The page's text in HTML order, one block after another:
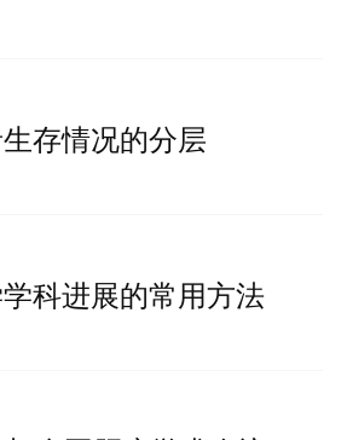
存情况的分层
科进展的常用方法